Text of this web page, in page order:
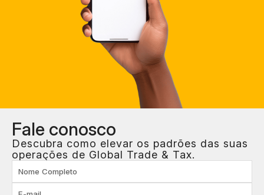
Fale conosco
Descubra como elevar os padrões das suas
operações de Global Trade & Tax.